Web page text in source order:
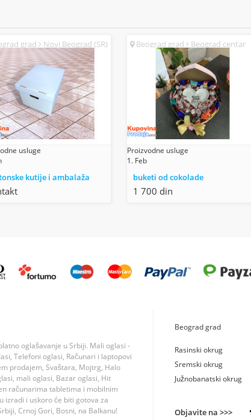
grad Novi Beograd (SR)
usluge
kutije i ambalaža
Beograd grad
Beograd centar
Proizvodne usluge
1. Feb
buketi od cokolade
1 700 din
oglašavanje u Srbiji. Mali oglasi -
Telefoni oglasi, Računari i laptopovi
prodajem, Svaštara, Mojtrg, Halo
mali oglasi, Bazar oglasi, Hit
računarima tabletima i mobilnim
izradi i uskoro će biti gotova za
Crnoj Gori, Bosni, na Balkanu!
Beograd grad
Rasinski okrug
Sremski okrug
Južnobanatski okrug
Objavite na >>>